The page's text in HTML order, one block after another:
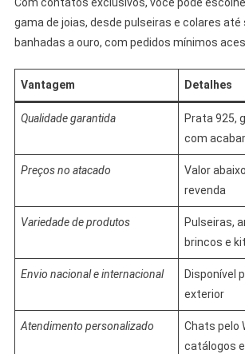
Com contatos exclusivos, você pode
gama de joias, desde pulseiras e colares até
banhadas a ouro, com pedidos mínimos
Vantagem Detalhes
Qualidade garantida
Prata 925,
com
Preços no atacado
Valor
revenda
Variedade de produtos
Pulseiras,
brincos e
Envio nacional e internacional
Disponível
exterior
Atendimento personalizado
Chats pelo
catálogos